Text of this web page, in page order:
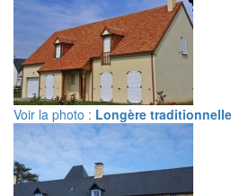
Voir la photo : Longère